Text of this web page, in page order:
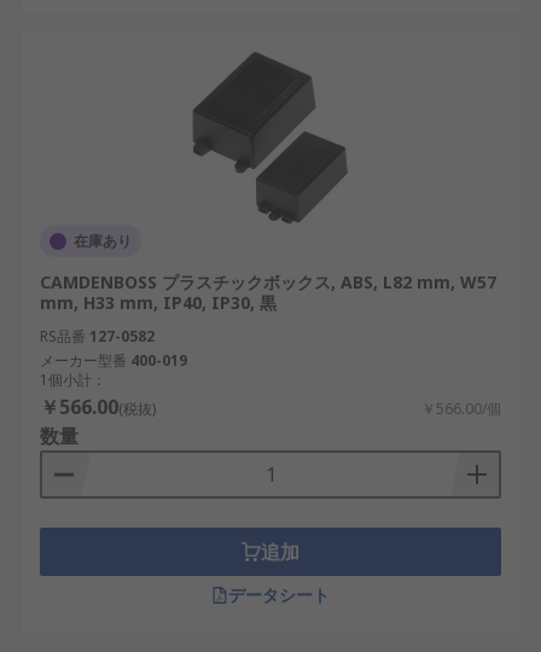
在庫あり
CAMDENBOSS プラスチックボックス, ABS, L82 mm, W57
mm, H33 mm, IP40, IP30, 黒
RS品番 127-0582
メーカー型番 400-019
1個小計：
￥566.00(税抜) ￥566.00/個
数量
追加
データシート